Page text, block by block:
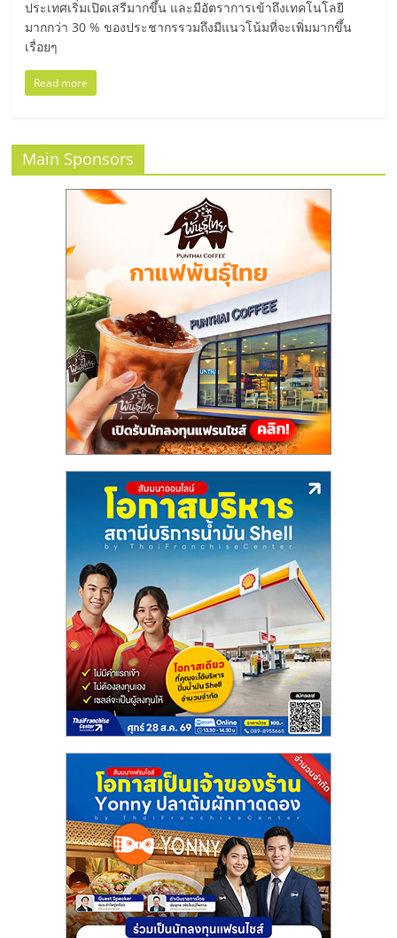
SMEs,
แฟ
รน
ไชส์,
ปรึกษา
แฟ
ไชส์,
รวม
ไชส์
ขาย
แฟ
ไชส์
แฟ
ประเทศเริ่มเปิดเสรีมากขึ้น และมีอัตราการเข้าถึงเทคโนโลยี
มากกว่า 30 % ของประชากรรวมถึงมีแนวโน้มที่จะเพิ่มมากขึ้น
เรื่อยๆ
Read more
Main Sponsors